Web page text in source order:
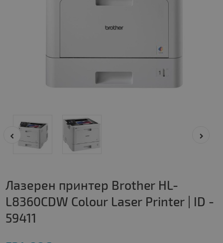
Лазерен принтер Brother HL-
L8360CDW Colour Laser Printer | ID -
59411